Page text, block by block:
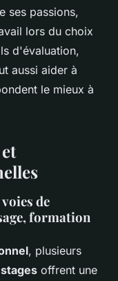
ses passions,
lors du choix
d'évaluation,
aussi aider à
le mieux à
de
formation
, plusieurs
stages offrent une